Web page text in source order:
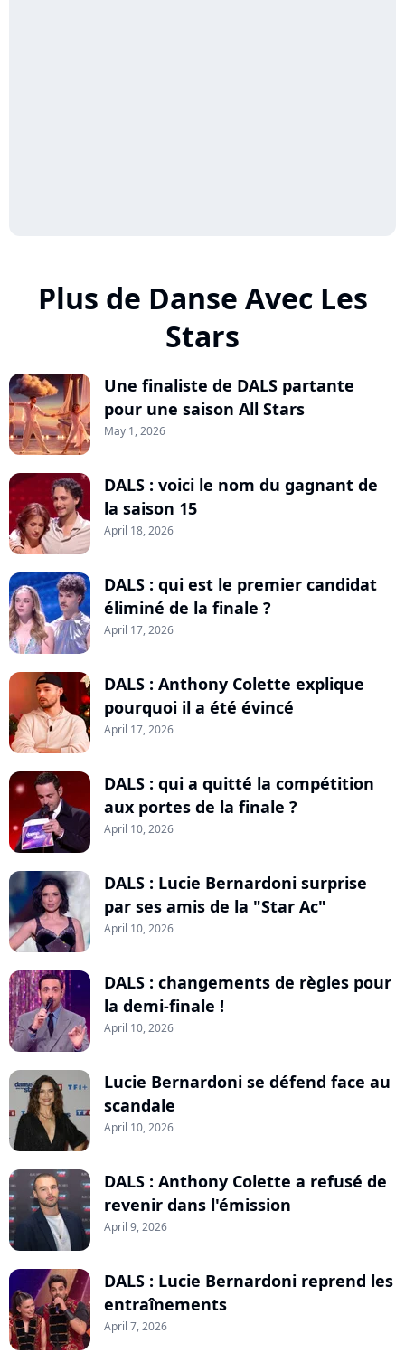
Plus de Danse Avec Les
Stars
Une finaliste de DALS partante
pour une saison All Stars
May 1, 2026
DALS : voici le nom du gagnant de
la saison 15
April 18, 2026
DALS : qui est le premier candidat
éliminé de la finale ?
April 17, 2026
DALS : Anthony Colette explique
pourquoi il a été évincé
April 17, 2026
DALS : qui a quitté la compétition
aux portes de la finale ?
April 10, 2026
DALS : Lucie Bernardoni surprise
par ses amis de la "Star Ac"
April 10, 2026
DALS : changements de règles pour
la demi-finale !
April 10, 2026
Lucie Bernardoni se défend face au
scandale
April 10, 2026
DALS : Anthony Colette a refusé de
revenir dans l'émission
April 9, 2026
DALS : Lucie Bernardoni reprend les
entraînements
April 7, 2026